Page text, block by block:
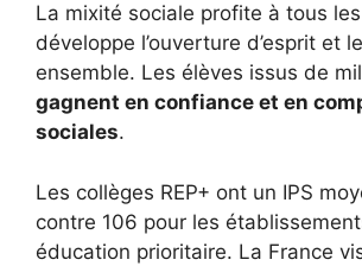
La mixité sociale profite à tous
développe l’ouverture d’esprit et
ensemble. Les élèves issus de
gagnent en confiance et en
sociales.
Les collèges REP+ ont un IPS
contre 106 pour les
éducation prioritaire. La France